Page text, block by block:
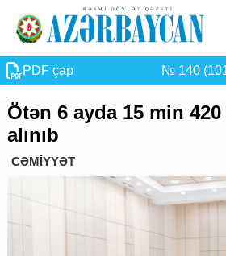
PDF çap № 140
Ötən 6 ayda 15 min
alınıb
CƏMİYYƏT